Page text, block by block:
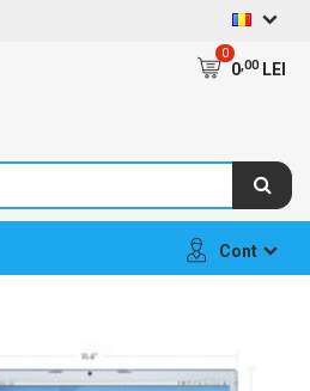
0
0,00LEI
Cont